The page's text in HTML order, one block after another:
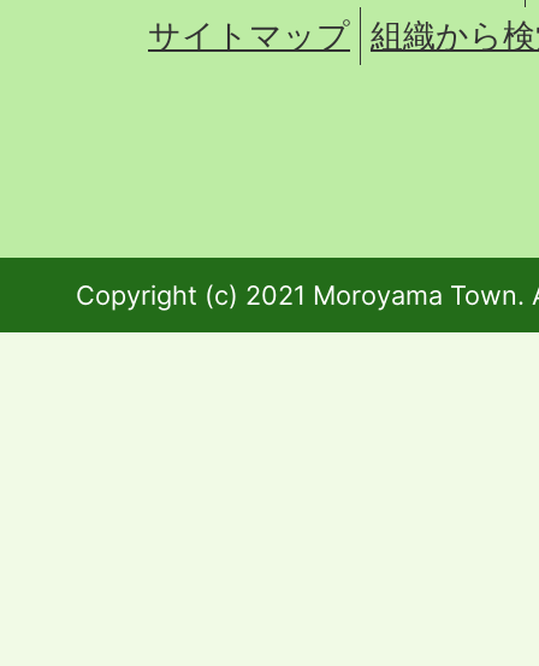
サイトマップ 組織から
Copyright (c) 2021 Moroyama Town.